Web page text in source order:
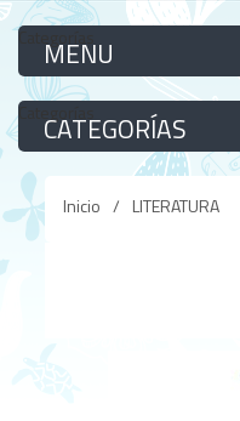
Categorías
Categorías
Inicio / LITERATURA